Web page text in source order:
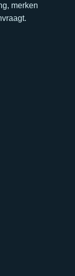
merken